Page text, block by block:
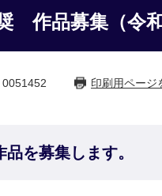
作品募集（令和
印刷用ページ
を募集します。